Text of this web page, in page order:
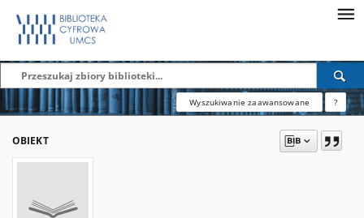
Wyszukiwanie zaawansowane ?
OBIEKT